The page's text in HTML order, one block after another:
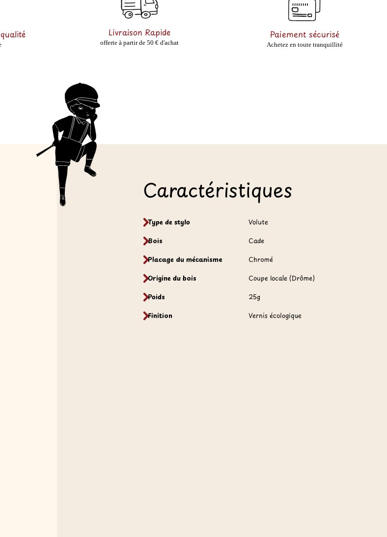
Livraison Rapide
offerte à partir de 50 € d'achat
Paiement sécurisé
Achetez en toute tranquillité
Caractéristiques
Type de stylo
Volute
Bois
Cade
Placage du mécanisme
Chromé
Origine du bois
Coupe locale (Drôme)
Poids
25g
Finition
Vernis écologique